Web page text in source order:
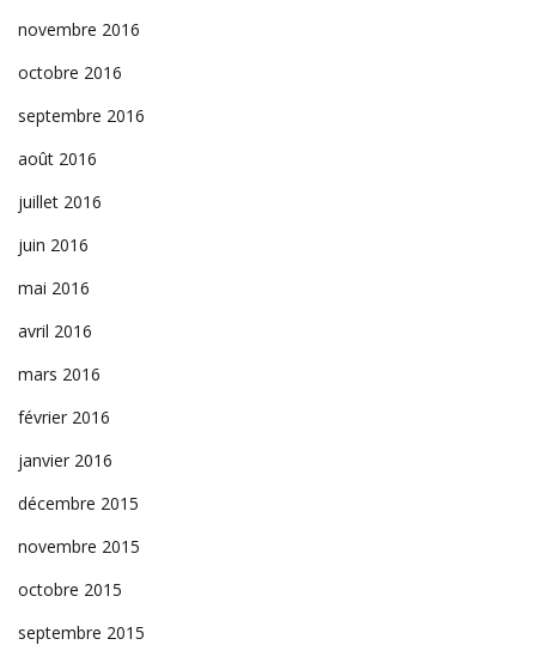
novembre 2016
octobre 2016
septembre 2016
août 2016
juillet 2016
juin 2016
mai 2016
avril 2016
mars 2016
février 2016
janvier 2016
décembre 2015
novembre 2015
octobre 2015
septembre 2015